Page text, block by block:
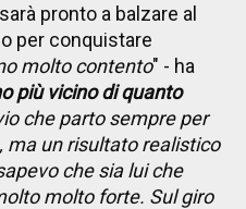
pronto a balzare al
per conquistare
molto contento" - ha
più vicino di quanto
che parto sempre per
ma un risultato realistico
che sia lui che
molto forte. Sul giro